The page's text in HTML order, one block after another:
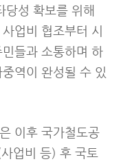
당성 확보를 위해
업비 협조부터 시
들과 소통하며 하
역이 완성될 수 있
이후 국가철도공
업비 등) 후 국토